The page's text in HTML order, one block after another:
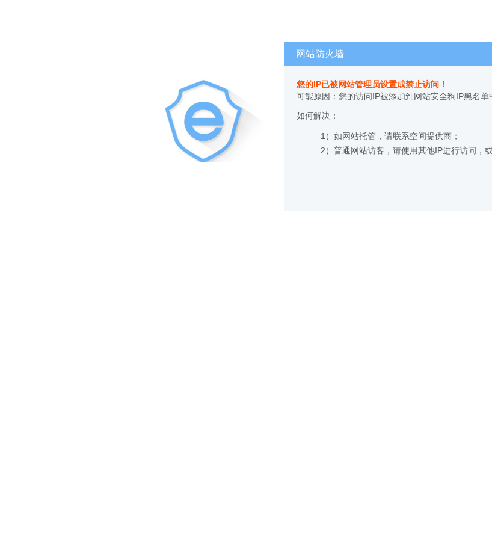
网站防火墙
您的IP已被网站管理员设置成禁止访问！
可能原因：您的访问IP被添加到网站安全狗IP黑名单
如何解决：
1）如网站托管，请联系空间提供商；
2）普通网站访客，请使用其他IP进行访问，